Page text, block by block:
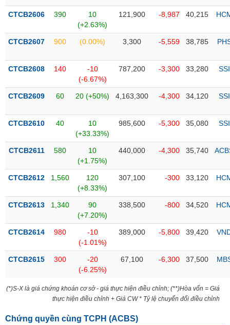
mới
yết
sung
niêm
yết
Theo
dõi
biệt
được
quỹ
mục
ETF
Cổ
tiết
quan
CTCB2606 390
10
(+2.63%)
121,900 -8,987 40,215
CTCB2607 900 (0.00%) 3,300 -5,559 38,785
CTCB2608 140
-10
(-6.67%)
787,200 -3,300 33,280 SSI
CTCB2609 60 20 (+50%) 4,163,300 -4,300 34,120 SSI
CTCB2610 40
10
(+33.33%)
985,600 -5,300 35,080 SSI
CTCB2611 580
10
(+1.75%)
440,000 -4,300 35,740
CTCB2612 1,560
120
(+8.33%)
307,100 -300 33,120
CTCB2613 1,340
90
(+7.20%)
338,500 -800 34,520
CTCB2614 980
-10
(-1.01%)
389,000 -5,800 39,420
CTCB2615 300
-20
(-6.25%)
67,100 -6,300 37,500
(*)S-X là giá chứng khoán cơ sở - giá thực hiện điều chỉnh; (**)Hòa vốn = Giá
thực hiện điều chỉnh + Giá CW * Tỷ lệ chuyển đổi điều chỉnh
Chứng quyền cùng TCPH (ACBS)
PHÁI
TRÁI
CÔNG
ĐẦU
TƯ
DỮ
MỚI
Ngành
(-)
SECTOR